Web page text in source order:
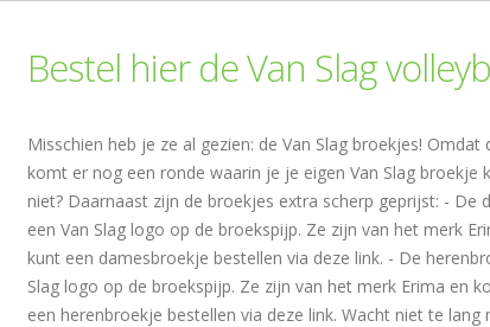
Bestel hier de Van Slag
Misschien heb je ze al gezien: de Van Slag broekjes!
komt er nog een ronde waarin je je eigen Van Slag broekje
niet? Daarnaast zijn de broekjes extra scherp geprijst: - De
een Van Slag logo op de broekspijp. Ze zijn van het merk
kunt een damesbroekje bestellen via deze link. - De
Slag logo op de broekspijp. Ze zijn van het merk Erima en
een herenbroekje bestellen via deze link. Wacht niet te